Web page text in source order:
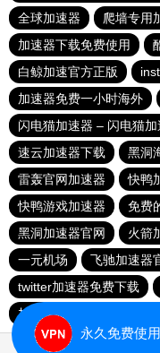
全球加速器
爬墙专用
加速器下载免费使用
白鲸加速官方正版
加速器免费一小时海外
闪电猫加速器 – 闪电猫
速云加速器下载
黑洞
雷轰官网加速器
快鸭
快鸭游戏加速器
免费
黑洞加速器官网
火箭
一元机场
飞驰加速器
twitter加速器免费下载
加速器试用3小时
永久免费使